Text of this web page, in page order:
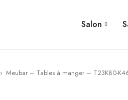
Salon
› Meubar – Tables à manger – T23K80-